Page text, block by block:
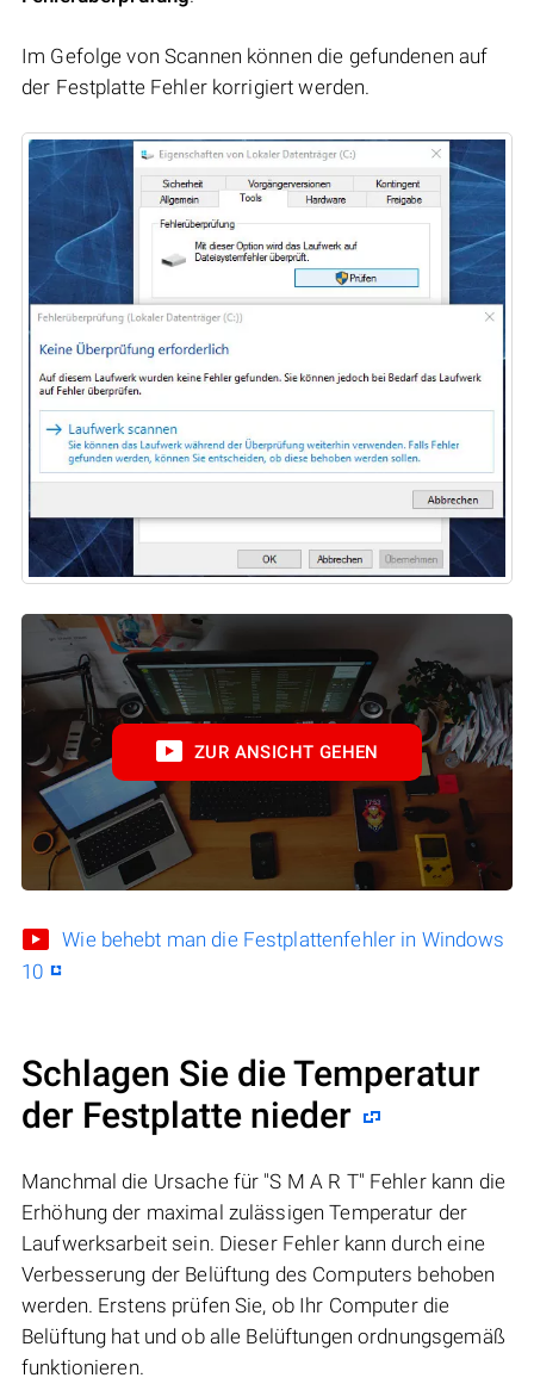
Im Gefolge von Scannen können die gefundenen auf
der Festplatte Fehler korrigiert werden.
ZUR ANSICHT GEHEN
Wie behebt man die Festplattenfehler in Windows
10
Schlagen Sie die Temperatur
der Festplatte nieder
Manchmal die Ursache für "S M A R T" Fehler kann die
Erhöhung der maximal zulässigen Temperatur der
Laufwerksarbeit sein. Dieser Fehler kann durch eine
Verbesserung der Belüftung des Computers behoben
werden. Erstens prüfen Sie, ob Ihr Computer die
Belüftung hat und ob alle Belüftungen ordnungsgemäß
funktionieren.